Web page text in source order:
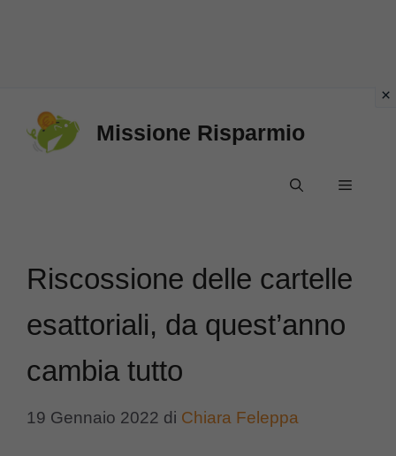
Missione Risparmio
Menu
Riscossione delle cartelle
esattoriali, da quest’anno
cambia tutto
19 Gennaio 2022 di Chiara Feleppa